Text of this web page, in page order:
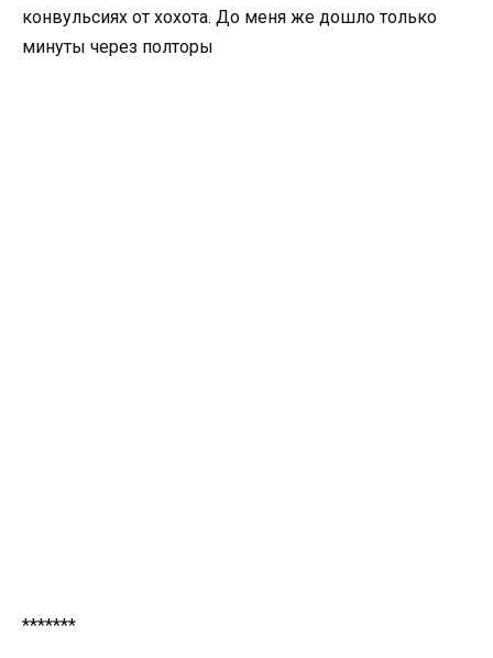
конвульсиях от хохота. До меня же дошло только
минуты через полторы
*******